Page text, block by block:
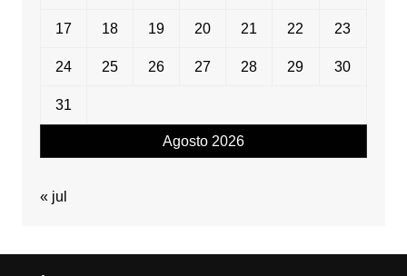
Agosto 2026
17 18 19 20 21 22 23
24 25 26 27 28 29 30
31
« jul